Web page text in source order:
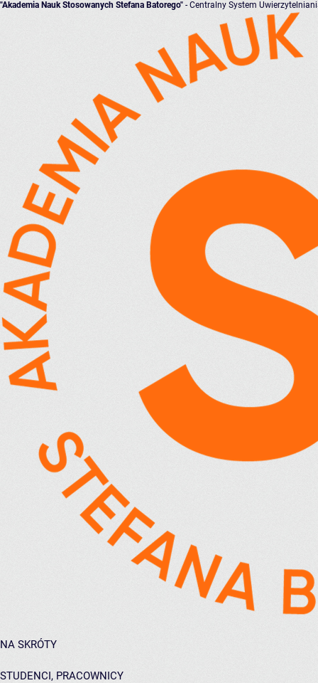
"Akademia Nauk Stosowanych Stefana Batorego" - Centralny System
NA SKRÓTY
STUDENCI, PRACOWNICY